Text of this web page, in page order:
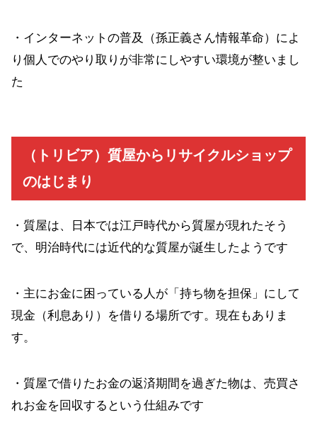
・インターネットの普及（孫正義さん情報革命）によ
り個人でのやり取りが非常にしやすい環境が整いまし
た
（トリビア）質屋からリサイクルショップ
のはじまり
・質屋は、日本では江戸時代から質屋が現れたそう
で、明治時代には近代的な質屋が誕生したようです
・主にお金に困っている人が「持ち物を担保」にして
現金（利息あり）を借りる場所です。現在もありま
す。
・質屋で借りたお金の返済期間を過ぎた物は、売買さ
れお金を回収するという仕組みです